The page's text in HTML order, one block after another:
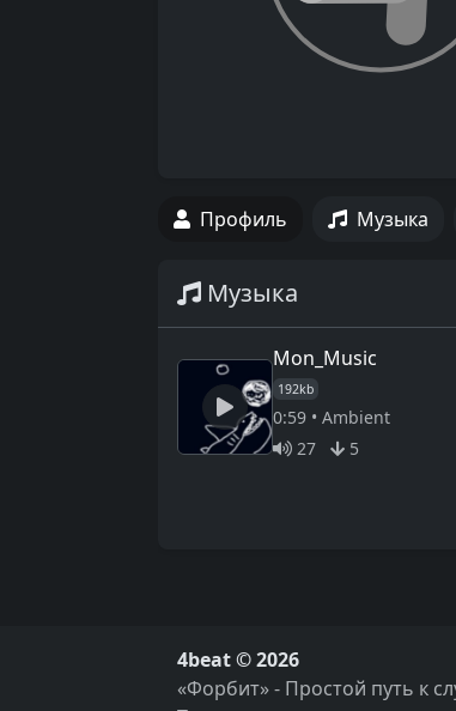
Профиль Музыка
Музыка
Mon_Music
192kb
0:59 • Ambient
27
5
4beat © 2026
«Форбит» - Простой путь к